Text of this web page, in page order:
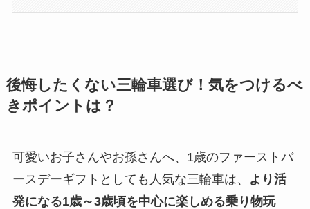
後悔したくない三輪車選び！気をつけるべ
きポイントは？
可愛いお子さんやお孫さんへ、1歳のファーストバ
ースデーギフトとしても人気な三輪車は、
より活
発になる1歳～3歳頃を中心に楽しめる乗り物玩